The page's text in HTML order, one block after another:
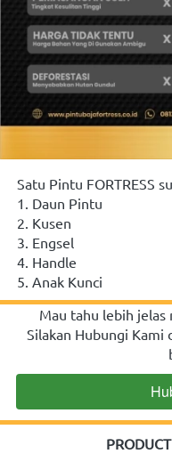
Satu Pintu FORTRESS
1. Daun Pintu
2. Kusen
3. Engsel
4. Handle
5. Anak Kunci
Mau tahu lebih jelas
Silakan Hubungi Kami
`